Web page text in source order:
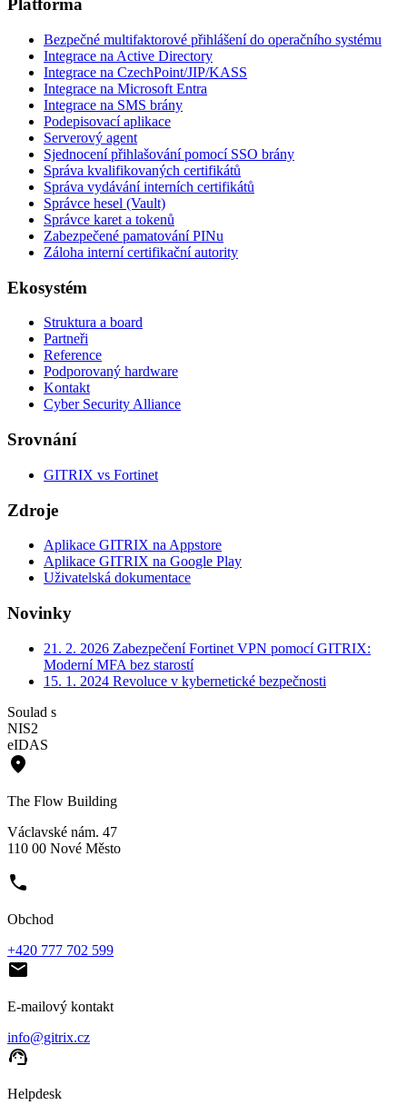
Platforma
Bezpečné multifaktorové přihlášení do operačního systému
Integrace na Active Directory
Integrace na CzechPoint/JIP/KASS
Integrace na Microsoft Entra
Integrace na SMS brány
Podepisovací aplikace
Serverový agent
Sjednocení přihlašování pomocí SSO brány
Správa kvalifikovaných certifikátů
Správa vydávání interních certifikátů
Správce hesel (Vault)
Správce karet a tokenů
Zabezpečené pamatování PINu
Záloha interní certifikační autority
Ekosystém
Struktura a board
Partneři
Reference
Podporovaný hardware
Kontakt
Cyber Security Alliance
Srovnání
GITRIX vs Fortinet
Zdroje
Aplikace GITRIX na Appstore
Aplikace GITRIX na Google Play
Uživatelská dokumentace
Novinky
21. 2. 2026 Zabezpečení Fortinet VPN pomocí GITRIX:
Moderní MFA bez starostí
15. 1. 2024 Revoluce v kybernetické bezpečnosti
Soulad s
NIS2
eIDAS
place
The Flow Building
Václavské nám. 47
110 00 Nové Město
phone
Obchod
+420 777 702 599
email
E-mailový kontakt
info@gitrix.cz
support_agent
Helpdesk